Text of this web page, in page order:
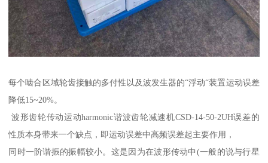
每个啮合区域轮齿接触的多付性以及波发生器的“浮动“装置运动误差
降低15~20%。
波形齿轮传动运动harmonic谐波齿轮减速机CSD-14-50-2UH误差的
性质本身带来一个缺点，即运动误差中高频误差起主要作用，
同时一阶谐振的振幅较小。这是因为在波形传动中(一般的说与行星